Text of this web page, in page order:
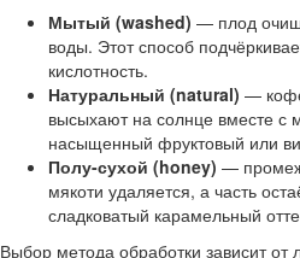
Мытый (washed) — плод
воды. Этот способ
кислотность.
Натуральный (natural) —
высыхают на солнце вместе с
насыщенный фруктовый или
Полу-сухой (honey) —
мякоти удаляется, а часть
сладковатый карамельный
Выбор метода обработки зависит от